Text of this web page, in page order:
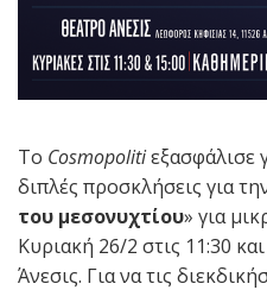
Το Cosmopolitiεξασφάλισε
διπλές προσκλήσεις για
του μεσονυχτίου» για
Κυριακή 26/2 στις 11:30
Άνεσις. Για να τις